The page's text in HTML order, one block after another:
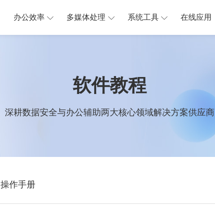
办公效率 多媒体处理 系统工具 在线应用
软件教程
深耕数据安全与办公辅助两大核心领域解决方案供应商
操作手册